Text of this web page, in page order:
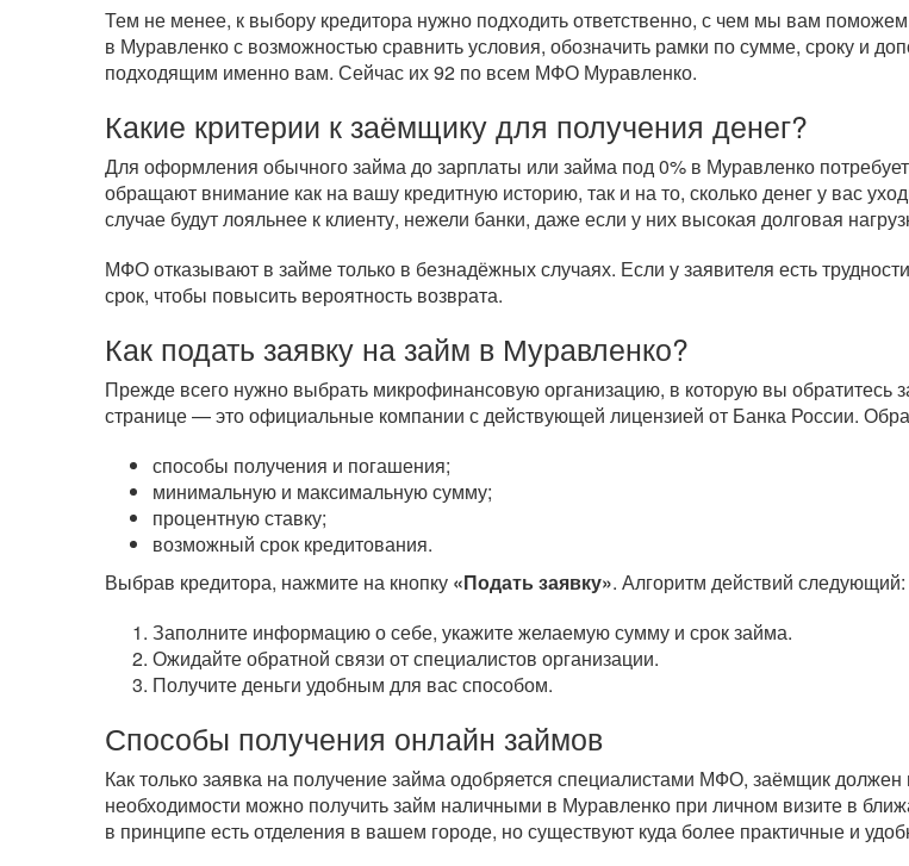
Тем не менее, к выбору кредитора нужно подходить ответственно, с чем мы вам
в Муравленко с возможностью сравнить условия, обозначить рамки по сумме, сроку и
подходящим именно вам. Сейчас их 92 по всем МФО Муравленко.
Какие критерии к заёмщику для получения денег?
Для оформления обычного займа до зарплаты или займа под 0% в Муравленко
обращают внимание как на вашу кредитную историю, так и на то, сколько денег у вас
случае будут лояльнее к клиенту, нежели банки, даже если у них высокая долговая
МФО отказывают в займе только в безнадёжных случаях. Если у заявителя есть
срок, чтобы повысить вероятность возврата.
Как подать заявку на займ в Муравленко?
Прежде всего нужно выбрать микрофинансовую организацию, в которую вы
странице — это официальные компании с действующей лицензией от Банка России.
способы получения и погашения;
минимальную и максимальную сумму;
процентную ставку;
возможный срок кредитования.
Выбрав кредитора, нажмите на кнопку «Подать заявку». Алгоритм действий следующий:
Заполните информацию о себе, укажите желаемую сумму и срок займа.
Ожидайте обратной связи от специалистов организации.
Получите деньги удобным для вас способом.
Способы получения онлайн займов
Как только заявка на получение займа одобряется специалистами МФО, заёмщик
необходимости можно получить займ наличными в Муравленко при личном визите в
в принципе есть отделения в вашем городе, но существуют куда более практичные и